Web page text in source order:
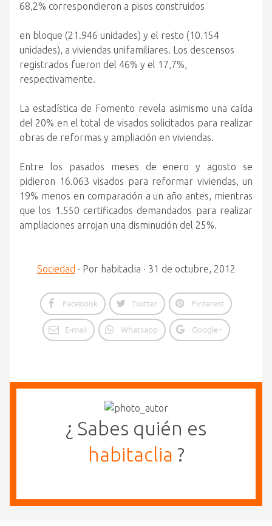
68,2% correspondieron a pisos construidos
en bloque (21.946 unidades) y el resto (10.154
unidades), a viviendas unifamiliares. Los descensos
registrados fueron del 46% y el 17,7%,
respectivamente.
La estadística de Fomento revela asimismo una caída
del 20% en el total de visados solicitados para realizar
obras de reformas y ampliación en viviendas.
Entre los pasados meses de enero y agosto se
pidieron 16.063 visados para reformar viviendas, un
19% menos en comparación a un año antes, mientras
que los 1.550 certificados demandados para realizar
ampliaciones arrojan una disminución del 25%.
Sociedad · Por habitaclia · 31 de octubre, 2012
Facebook Twitter Pinterest
E-mail Whatsapp Google+
¿ Sabes quién es
habitaclia ?